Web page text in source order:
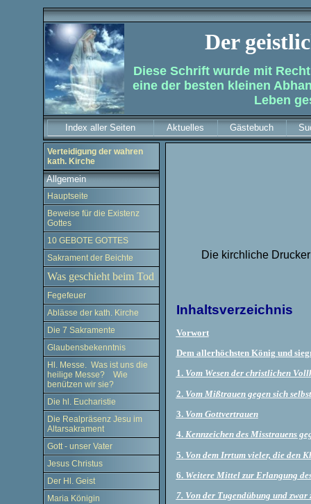
Der
Diese Schrift wurde mit
eine der besten kleinen
Leben
Index aller Seiten Aktuelles Gästebuch
Verteidigung der wahren
kath. Kirche
Allgemein
Hauptseite
Beweise für die Existenz
Gottes
10 GEBOTE GOTTES
Sakrament der Beichte
Was geschieht beim Tod
Fegefeuer
Ablässe der kath. Kirche
Die 7 Sakramente
Glaubensbekenntnis
Hl. Messe. Was ist uns die
heilige Messe? Wie
benützen wir sie?
Die hl. Eucharistie
Die Realpräsenz Jesu im
Altarsakrament
Gott - unser Vater
Jesus Christus
Der Hl. Geist
Maria Königin
Die kirchliche
Inhaltsverzeichnis
Vorwort
Dem allerhöchsten König und
1. Vom Wesen der christlichen
2. Vom Mißtrauen gegen sich selbst
3. Vom Gottvertrauen
4. Kennzeichen des Misstrauens
5. Von dem Irrtum vieler, die den
6. Weitere Mittel zur Erlangung
7. Von der Tugendübung und